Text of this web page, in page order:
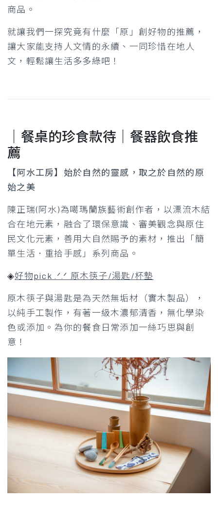
商品。
就讓我們一探究竟有什麼「原」創好物的推薦，
讓大家能支持人文情的永續、一同珍惜在地人
文，輕鬆讓生活多多綠吧！
｜餐桌的珍食款待｜餐器飲食推
薦
【阿水工房】始於自然的靈感，取之於自然的原
始之美
陳正瑞(阿水)為噶瑪蘭族藝術創作者，以漂流木結
合在地元素，融合了環保意識、審美觀念與原住
民文化元素，善用大自然賜予的素材，推出「簡
單生活．重拾手感」系列商品。
◈好物pick .ᐟ.ᐟ 原木筷子/湯匙/杯墊
原木筷子與湯匙是為天然無垢材（實木製品），
以純手工製作，有著一級木濃郁清香，無化學染
色或添加。為你的餐食日常添加一絲巧思與創
意！